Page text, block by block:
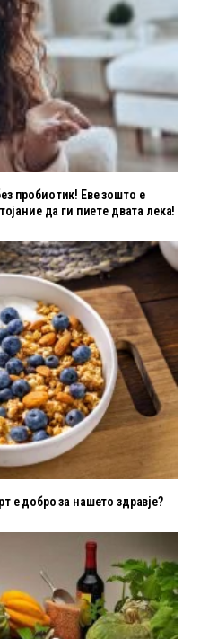
пробиотик! Еве зошто е
да ги пиете двата лека!
е добро за нашето здравје?